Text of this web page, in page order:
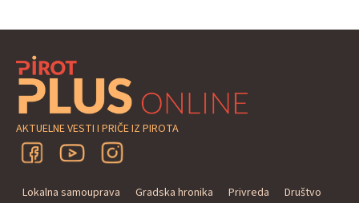
AKTUELNE VESTI I PRIČE IZ PIROTA
Lokalna samouprava Gradska hronika Privreda Društvo